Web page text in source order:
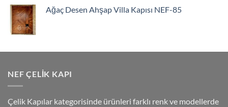
Ağaç Desen Ahşap Villa Kapısı NEF-85
NEF ÇELIK KAPI
Çelik Kapılar kategorisinde ürünleri farklı renk ve modellerde